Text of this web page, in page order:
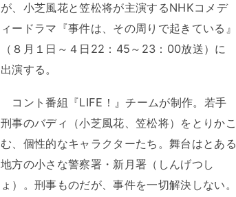
が、小芝風花と笠松将が主演するNHKコメデ
ィードラマ『事件は、その周りで起きている』
（８月１日～４日22：45～23：00放送）に
出演する。
コント番組『LIFE！』チームが制作。若手
刑事のバディ（小芝風花、笠松将）をとりかこ
む、個性的なキャラクターたち。舞台はとある
地方の小さな警察署・新月署（しんげつし
ょ）。刑事ものだが、事件を一切解決しない。